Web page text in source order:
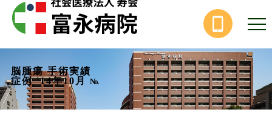
脳腫瘍 手術実績
症例 '14年10月
No.